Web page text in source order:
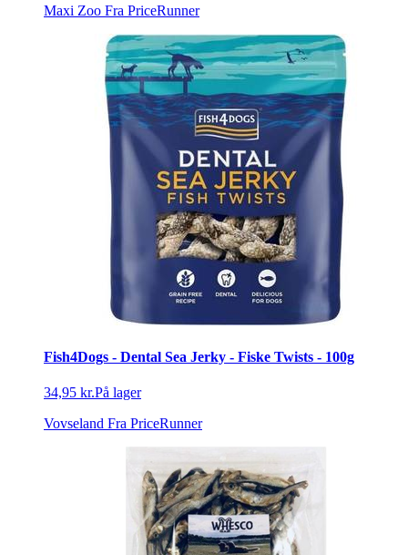
Maxi Zoo Fra PriceRunner
Fish4Dogs - Dental Sea Jerky - Fiske Twists - 100g
34,95 kr.På lager
Vovseland Fra PriceRunner